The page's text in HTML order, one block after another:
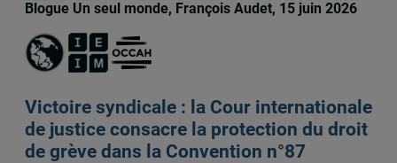
Blogue Un seul monde, François Audet, 15 juin 2026
Victoire syndicale : la Cour internationale
de justice consacre la protection du droit
de grève dans la Convention n°87